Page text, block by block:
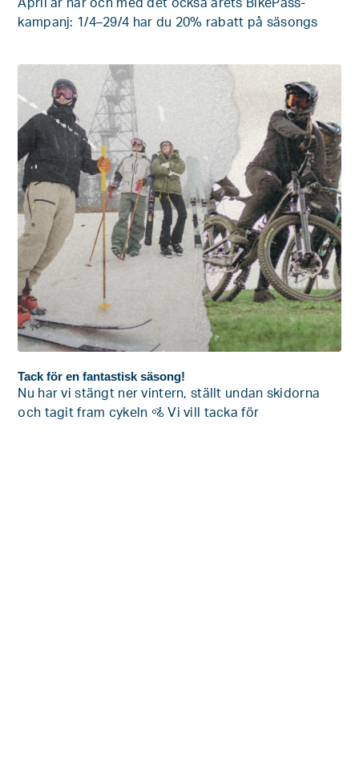
April är här och med det också årets BikePass-
kampanj: 1/4–29/4 har du 20% rabatt på säsongs
Tack för en fantastisk säsong!
Nu har vi stängt ner vintern, ställt undan skidorna
och tagit fram cykeln 🚵 Vi vill tacka för